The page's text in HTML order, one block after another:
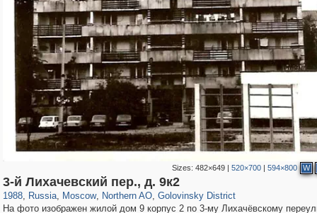
Sizes: 482×649| 520×700| 594×800 W
3-й Лихачевский пер., д. 9к2
1988, Russia
1,405,774 29,243
, Moscow
319,716 8,286
, Northern AO
22,533 598
, Golovinsky District
1,532
На фото изображен жилой дом 9 корпус 2 по 3-му Лихачёвскому